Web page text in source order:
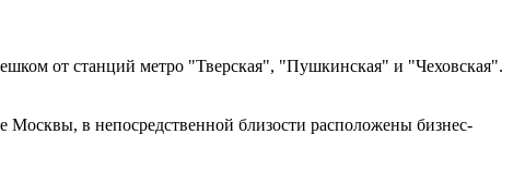
от станций метро "Тверская", "Пушкинская" и "Чеховская".
в непосредственной близости расположены бизнес-